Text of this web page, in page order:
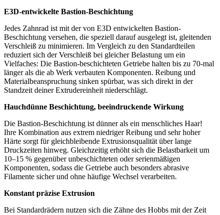
E3D-entwickelte Bastion-Beschichtung
Jedes Zahnrad ist mit der von E3D entwickelten Bastion-
Beschichtung versehen, die speziell darauf ausgelegt ist, gleitenden
Verschleiß zu minimieren. Im Vergleich zu den Standardteilen
reduziert sich der Verschleiß bei gleicher Belastung um ein
Vielfaches: Die Bastion-beschichteten Getriebe halten bis zu 70-mal
länger als die ab Werk verbauten Komponenten. Reibung und
Materialbeanspruchung sinken spürbar, was sich direkt in der
Standzeit deiner Extrudereinheit niederschlägt.
Hauchdünne Beschichtung, beeindruckende Wirkung
Die Bastion-Beschichtung ist dünner als ein menschliches Haar!
Ihre Kombination aus extrem niedriger Reibung und sehr hoher
Härte sorgt für gleichbleibende Extrusionsqualität über lange
Druckzeiten hinweg. Gleichzeitig erhöht sich die Belastbarkeit um
10–15 % gegenüber unbeschichteten oder serienmäßigen
Komponenten, sodass die Getriebe auch besonders abrasive
Filamente sicher und ohne häufige Wechsel verarbeiten.
Konstant präzise Extrusion
Bei Standardrädern nutzen sich die Zähne des Hobbs mit der Zeit